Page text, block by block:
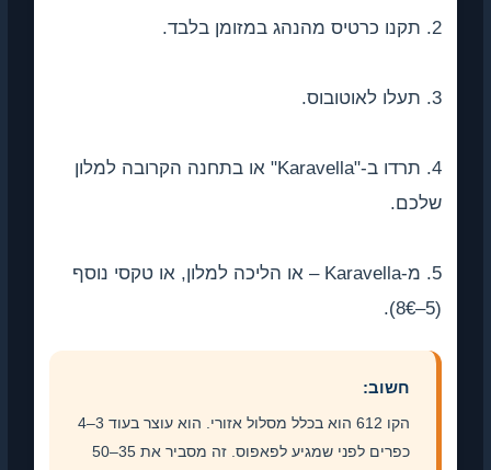
4. תרדו ב-"Karavella" או בתחנה הקרובה למלון
שלכם.
5. מ-Karavella – או הליכה למלון, או טקסי נוסף
חשוב:
הקו 612 הוא בכלל מסלול אזורי. הוא עוצר בעוד 3–4
כפרים לפני שמגיע לפאפוס. זה מסביר את 35–50